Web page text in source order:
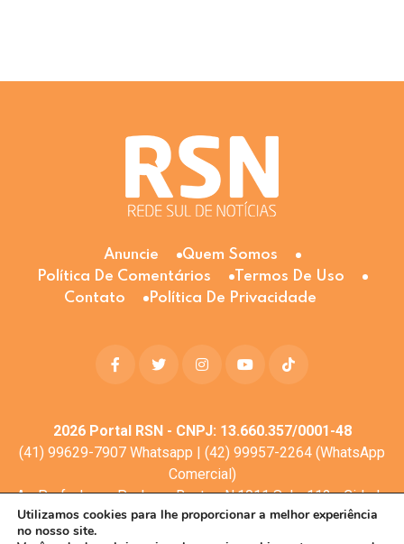
Anuncie
Quem Somos
Política De Comentários
Termos De Uso
Contato
Política De Privacidade
2026Portal RSN - CNPJ: 13.660.357/0001-48
(41) 99629-7907 Whatsapp | (42) 99957-2264 (WhatsApp
Comercial)
Av. Profa. Laura Pacheco Bastos N:1011 Sala: 112 - Cidade
dos Lagos, Guarapuava - PR, 85053-525
© Todos os direitos reservados
Utilizamos cookies para lhe proporcionar a melhor experiência
no nosso site.